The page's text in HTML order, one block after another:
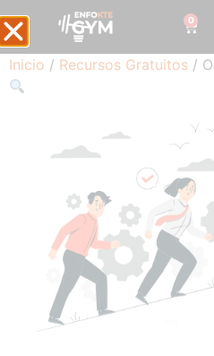
0
Inicio / Recursos Gratuitos /